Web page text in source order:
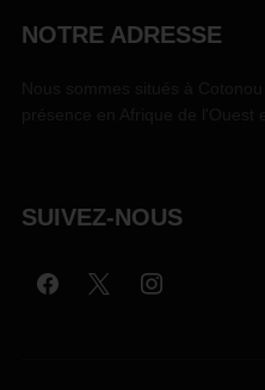
NOTRE ADRESSE
SUIVEZ-NOUS